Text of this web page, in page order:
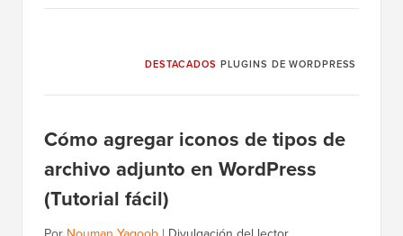
DESTACADOS PLUGINS DE WORDPRESS
Cómo agregar iconos de tipos de
archivo adjunto en WordPress
(Tutorial fácil)